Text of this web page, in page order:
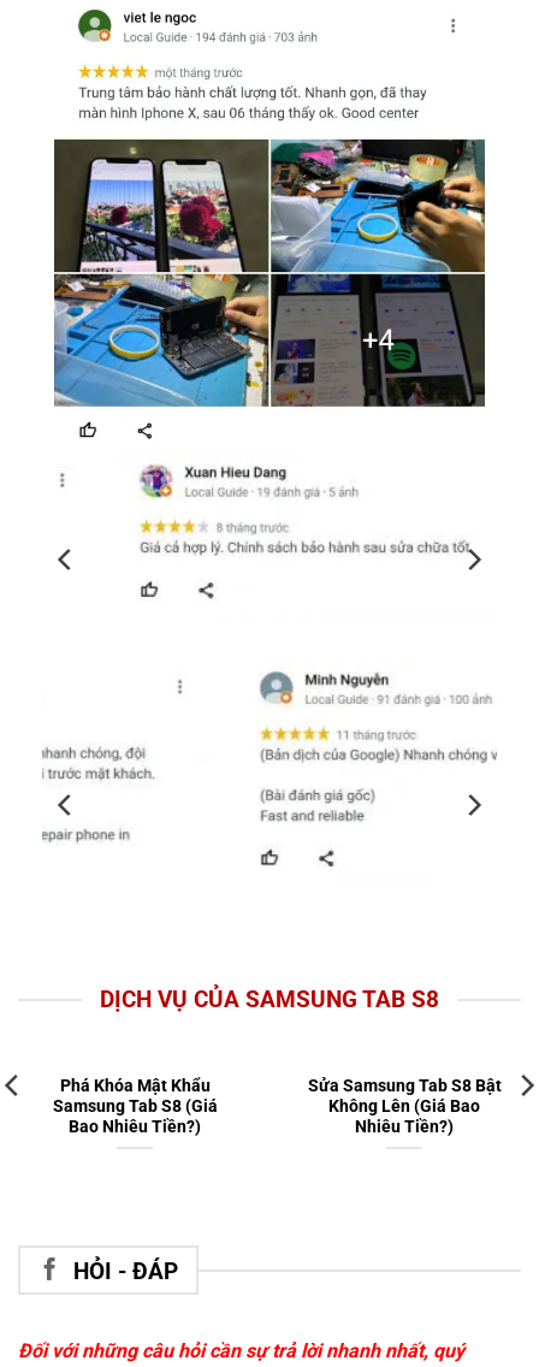
DỊCH VỤ CỦA SAMSUNG TAB S8
Phá Khóa Mật Khẩu
Samsung Tab S8 (Giá
Bao Nhiêu Tiền?)
Sửa Samsung Tab S8 Bật
Không Lên (Giá Bao
Nhiêu Tiền?)
HỎI - ĐÁP
Đối với những câu hỏi cần sự trả lời nhanh nhất, quý